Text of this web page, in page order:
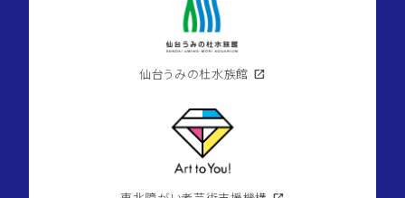
仙台うみの杜水族館 open_in_new